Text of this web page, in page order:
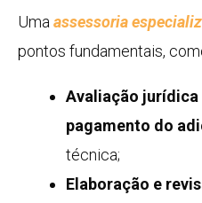
Uma assessoria
pontos fundamentais,
Avaliação jurídica
pagamento do
técnica;
Elaboração e